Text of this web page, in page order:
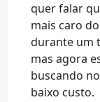
quer falar
mais caro
durante um
mas agora
buscando
baixo custo.